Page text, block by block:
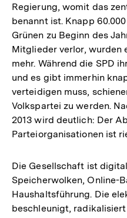
Regierung, womit das
benannt ist. Knapp
Grünen zu Beginn des
Mitglieder verlor, wurden
mehr. Während die SPD
und es gibt immerhin
verteidigen muss,
Volkspartei zu werden.
2013 wird deutlich: Der
Parteiorganisationen ist
Die Gesellschaft ist
Speicherwolken, Online-
Haushaltsführung. Die
beschleunigt,